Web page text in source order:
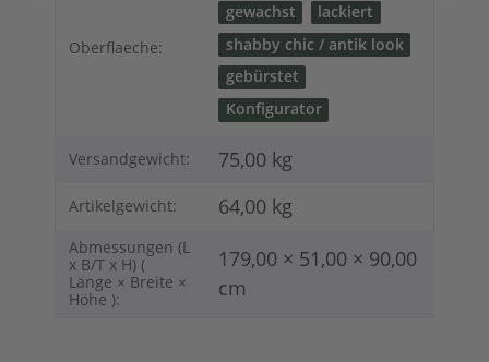
Oberflaeche:
gewachst
lackiert
shabby chic / antik look
gebürstet
Konfigurator
Versandgewicht: 75,00 kg
Artikelgewicht: 64,00 kg
Abmessungen (L
x B/T x H) (
Länge × Breite ×
Höhe ):
179,00 × 51,00 × 90,00
cm